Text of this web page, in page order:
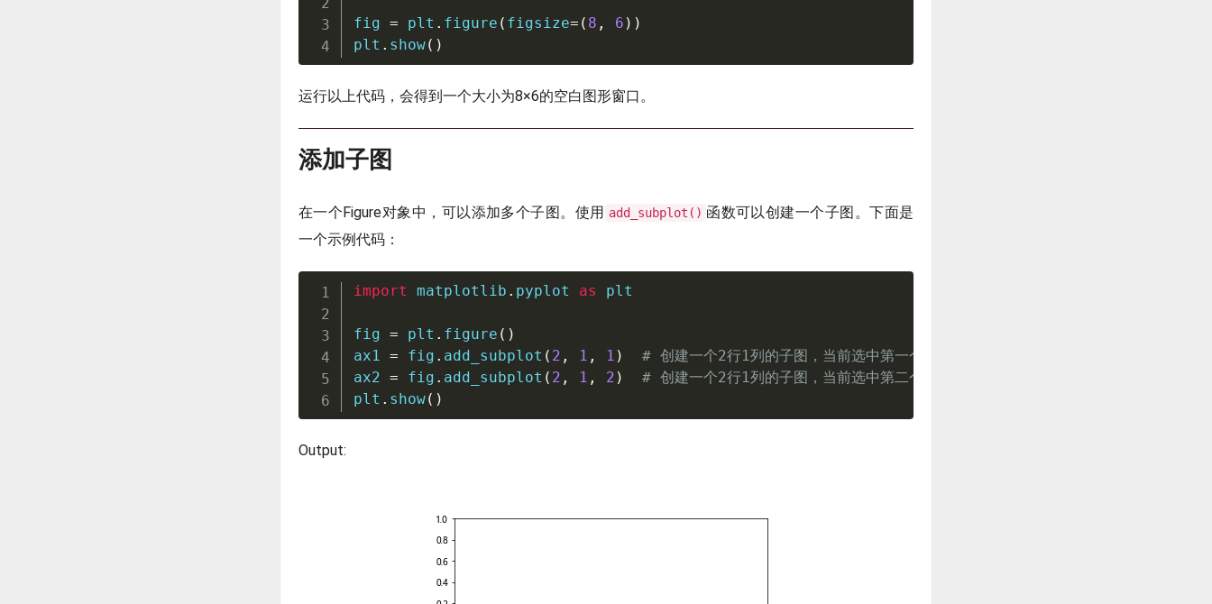
fig = plt . figure ( figsize= ( 8 , 6 ) )
plt . show( )
运行以上代码，会得到一个大小为8×6的空白图形窗口。
添加子图
在一个Figure对象中，可以添加多个子图。使用 add_subplot() 函数可以创建一个子图。下面是
一个示例代码：
import matplotlib . pyplot as plt
fig = plt . figure ( )
ax1 = fig . add_subplot ( 2 , 1 , 1 )
# 创建一个2行1列的子图，当前选中第一个子图
ax2 = fig . add_subplot ( 2 , 1 , 2 )
# 创建一个2行1列的子图，当前选中第二个子图
plt . show( )
Output: